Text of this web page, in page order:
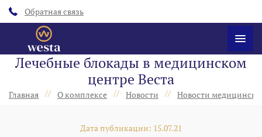
Обратная связь
Лечебные блокады в медицинском
центре Веста
Главная // О комплексе // Новости // Новости
Дата публикации: 15.07.21